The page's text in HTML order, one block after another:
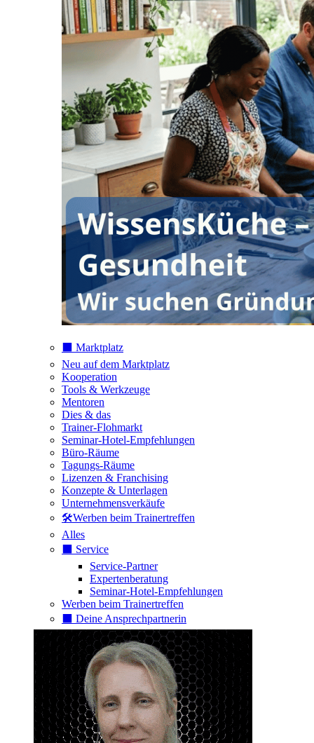
⬛️ Marktplatz
Neu auf dem Marktplatz
Kooperation
Tools & Werkzeuge
Mentoren
Dies & das
Trainer-Flohmarkt
Seminar-Hotel-Empfehlungen
Büro-Räume
Tagungs-Räume
Lizenzen & Franchising
Konzepte & Unterlagen
Unternehmensverkäufe
🛠️Werben beim Trainertreffen
Alles
⬛️ Service
Service-Partner
Expertenberatung
Seminar-Hotel-Empfehlungen
Werben beim Trainertreffen
⬛️ Deine Ansprechpartnerin